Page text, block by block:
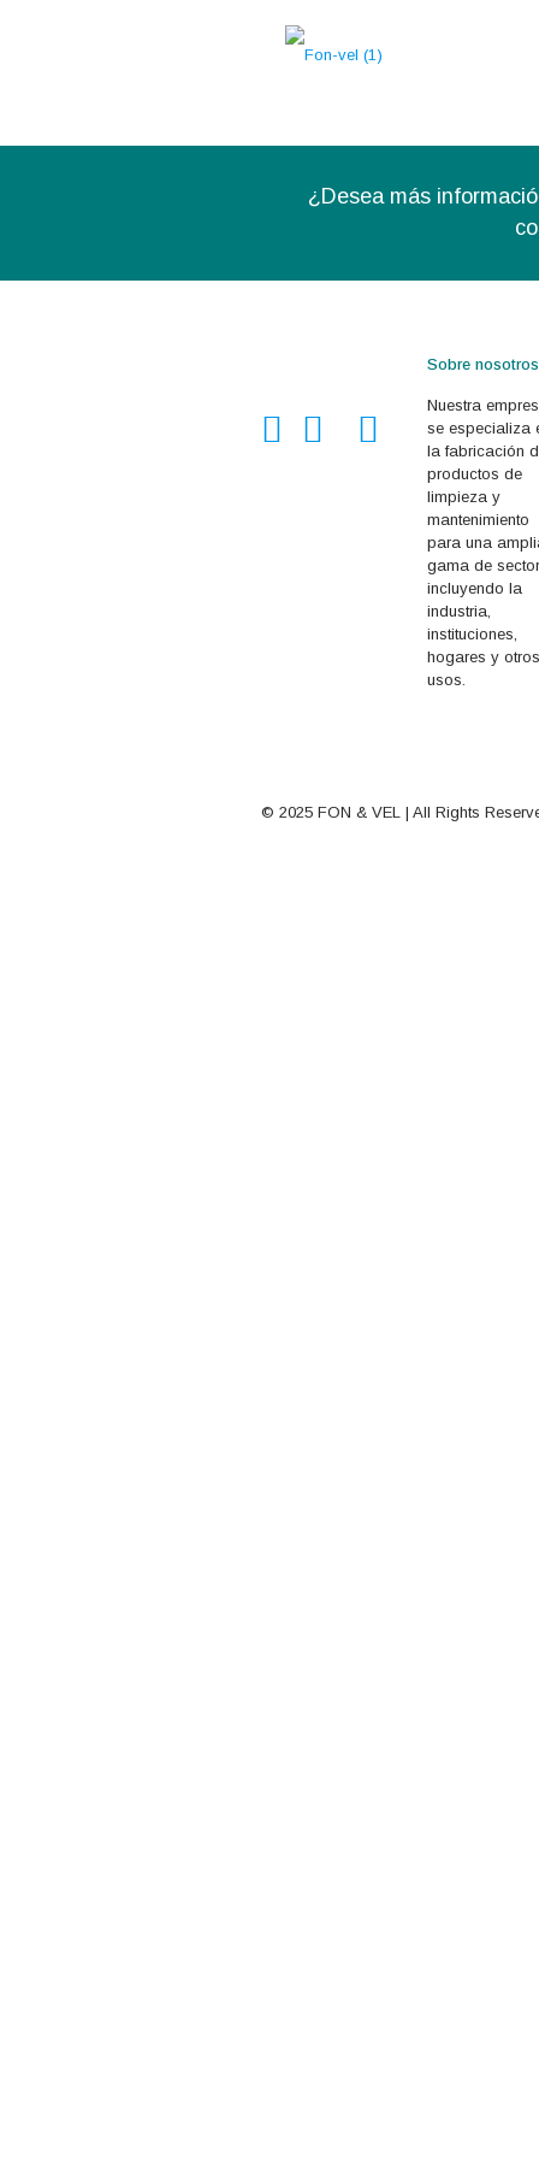
¿Desea más
Sobre nosotros
Nuestra
se especializa
la fabricación
productos de
limpieza y
mantenimiento
para una
gama de
incluyendo la
industria,
instituciones,
hogares y otros
usos.
© 2025 FON & VEL | All Rights